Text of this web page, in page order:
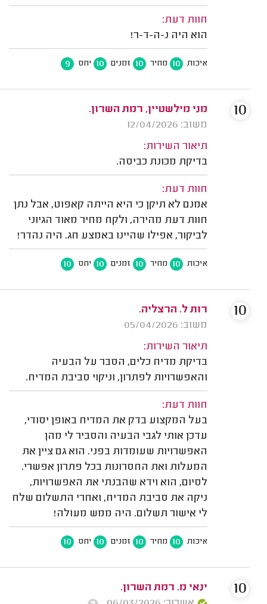
חוות דעת:
הוא היה נ-ה-ד-ר!
איכות 10 מחיר 10 זמנים 10 יחס 9
מני מילשטיין, רמת השרון.
משוב: 12/04/2026
תיאור השירות:
בדיקת מכונת כביסה.
חוות דעת:
אמנם לא תיקן כי היא הייתה קאפוט, אבל נתן
חוות דעת מהירה, ולקח מחיר מאוד הגיוני
לביקור, אפילו שהיינו באמצע חג. היה נהדר!
איכות 10 מחיר 10 זמנים 10 יחס 10
10
רות ל. הרצליה.
משוב: 05/04/2026
תיאור השירות:
בדיקת מדיח כלים, הסבר על הבעיה
והאפשרויות לפתרון, וניקוי סביבת המדיח.
חוות דעת:
בעל המקצוע בדק את המדיח באופן יסודי,
עדכן אותי לגבי הבעיה והסביר לי מהן
האפשרויות שעומדות בפני. הוא גם ציין את
המעלות ואת החסרונות בכל פתרון אפשרי.
לסיום, הוא וידא שהבנתי את האפשרויות,
ניקה את סביבת המדיח, ואחרי התשלום שלח
לי אישור תשלום. היה ממש מעולה!
איכות 10 מחיר 10 זמנים 10 יחס 10
10
ינאי מ. רמת השרון.
10